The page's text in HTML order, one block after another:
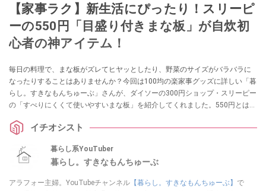
【家事ラク】新生活にぴったり！スリーピ
ーの550円「目盛り付きまな板」が自炊初
心者の神アイテム！
毎日の料理で、まな板がズレてヒヤッとしたり、野菜のサイズがバラバラに
なったりすることはありませんか？今回は100均の楽家事グッズに詳しい「暮
らし。すきなもんちゅーぶ」さんが、ダイソーの300円ショップ・スリーピー
の「すべりにくくて使いやすいまな板」を紹介してくれました。550円とは思
満載。新生活のキッチンに揃えたい名品です！
イチオシスト
暮らし系YouTuber
暮らし。すきなもんちゅーぶ
アラフォー主婦。YouTubeチャンネル 【暮らし。すきなもんちゅーぶ】 で